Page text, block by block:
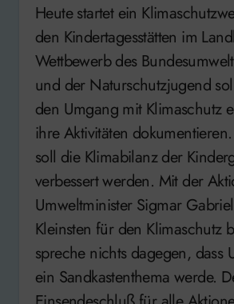
Heute startet ein Klimaschutzwettbewerb in
den Kindertagesstätten im
Wettbewerb des
und der Naturschutzjugend
den Umgang mit Klimaschutz
ihre Aktivitäten
soll die Klimabilanz der
verbessert werden. Mit der
Umweltminister Sigmar
Kleinsten für den Klimaschutz
spreche nichts dagegen, dass
ein Sandkastenthema werde.